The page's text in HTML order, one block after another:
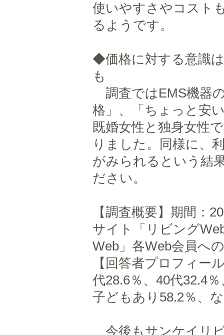
使いやすさやコスト
るようです。
◆価格に対する意識
も
調査ではEMS機器
格」、「ちょっと安
既婚女性と独身女性
りました。同様に、
がみられるという結
ださい。
【調査概要】期間：
サイト「リビング
Web」各Web会員へ
【回答者プロフィー
代28.6％、40代32.4
子どもあり58.2％、
今後もサンケイリ